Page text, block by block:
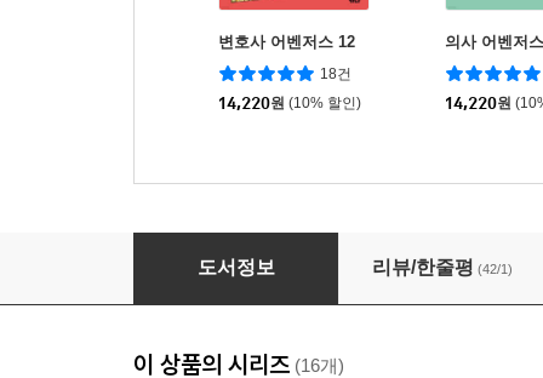
변호사 어벤저스 12
18건
14,220원 (10% 할인)
의사 어벤저
14,220원
변호사 어벤저스 11
도서정보 리뷰/한줄평 (42/1)
이 상품의 시리즈 (16개)